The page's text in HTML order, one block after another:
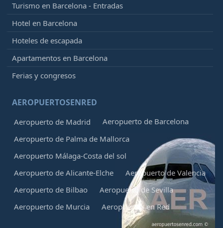
Turismo en Barcelona - Entradas
Hotel en Barcelona
Hoteles de escapada
Apartamentos en Barcelona
Ferias y congresos
AEROPUERTOSENRED
Aeropuerto de Madrid
Aeropuerto de Barcelona
Aeropuerto de Palma de Mallorca
Aeropuerto Málaga-Costa del sol
Aeropuerto de Alicante-Elche
Aeropuerto de Valencia
Aeropuerto de Bilbao
Aeropuerto de Sevilla
Aeropuerto de Murcia
Aeropuertos en Red